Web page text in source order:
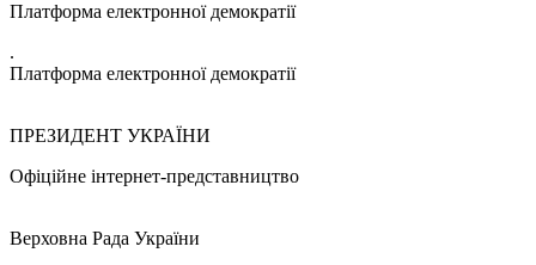
Платформа електронної демократії
.
Платформа електронної демократії
ПРЕЗИДЕНТ УКРАЇНИ
Офіційне інтернет-представництво
Верховна Рада України